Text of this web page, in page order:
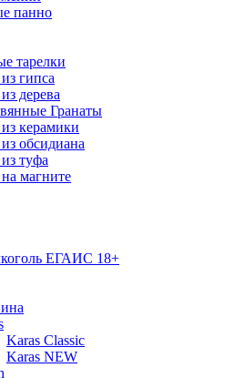
панно
тарелки
гипса
дерева
Гранаты
керамики
обсидиана
туфа
магните
ЕГАИС 18+
Karas Classic
Karas NEW